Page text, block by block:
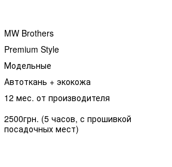
MW Brothers
Premium Style
Модельные
Автоткань + экокожа
12 мес. от производителя
2500грн. (5 часов, с прошивкой
посадочных мест)